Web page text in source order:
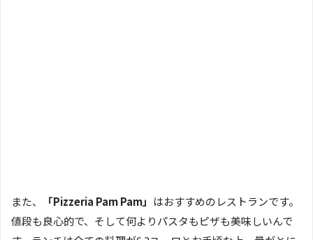
また、 「Pizzeria Pam Pam」 はおすすめのレストランです。
値段も良心的で、そして何よりパスタもピザも美味しいんで